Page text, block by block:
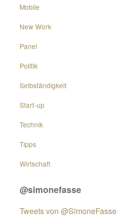
Mobile
New Work
Panel
Politik
Selbständigkeit
Start-up
Technik
Tipps
Wirtschaft
@simonefasse
Tweets von @SimoneFasse